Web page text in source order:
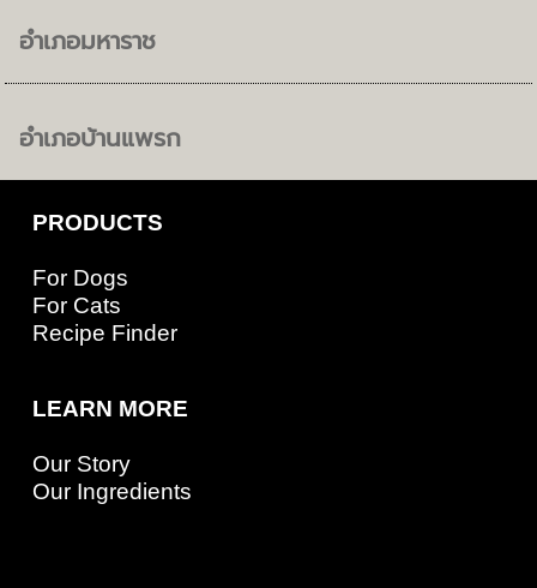
อำเภอมหาราช
อำเภอบ้านแพรก
PRODUCTS
For Dogs
For Cats
Recipe Finder
LEARN MORE
Our Story
Our Ingredients